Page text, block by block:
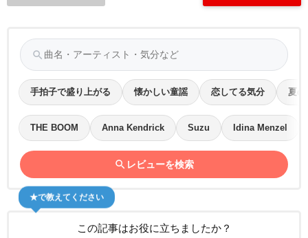
search
手拍子で盛り上がる 懐かしい童謡 恋してる気分 夏の
THE BOOM Anna Kendrick Suzu Idina Menzel
search レビューを検索
この記事はお役に立ちましたか？
★で教えてください